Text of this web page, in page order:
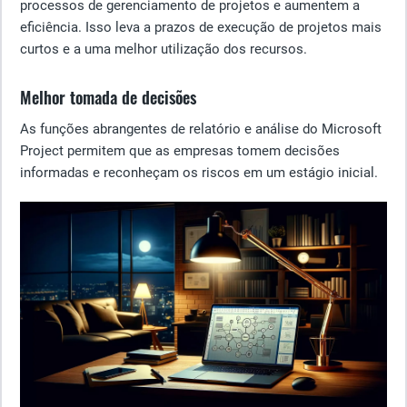
processos de gerenciamento de projetos e aumentem a
eficiência. Isso leva a prazos de execução de projetos mais
curtos e a uma melhor utilização dos recursos.
Melhor tomada de decisões
As funções abrangentes de relatório e análise do Microsoft
Project permitem que as empresas tomem decisões
informadas e reconheçam os riscos em um estágio inicial.